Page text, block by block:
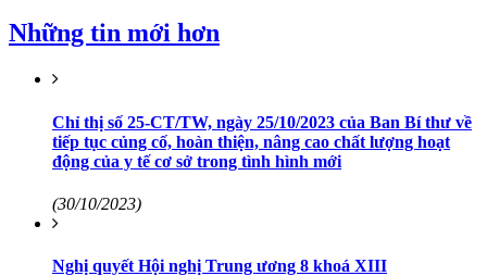
Những tin mới hơn
Chỉ thị số 25-CT/TW, ngày 25/10/2023 của Ban Bí thư về
tiếp tục củng cố, hoàn thiện, nâng cao chất lượng hoạt
động của y tế cơ sở trong tình hình mới
(30/10/2023)
Nghị quyết Hội nghị Trung ương 8 khoá XIII